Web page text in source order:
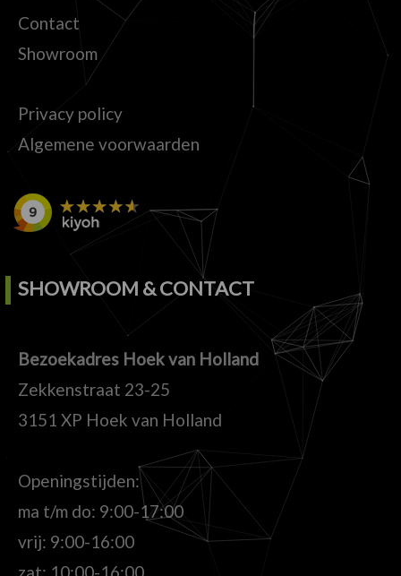
Contact
Showroom
Privacy policy
Algemene voorwaarden
SHOWROOM & CONTACT
Bezoekadres Hoek van Holland
Zekkenstraat 23-25
3151 XP Hoek van Holland
Openingstijden:
ma t/m do: 9:00-17:00
vrij: 9:00-16:00
zat: 10:00-16:00